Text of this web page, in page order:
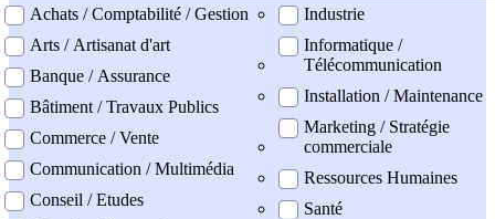
professionel
Achats / Comptabilité / Gestion
Arts / Artisanat d'art
Banque / Assurance
Bâtiment / Travaux Publics
Commerce / Vente
Communication / Multimédia
Conseil / Etudes
Industrie
Informatique /
Télécommunication
Installation / Maintenance
Marketing / Stratégie
commerciale
Ressources Humaines
Santé